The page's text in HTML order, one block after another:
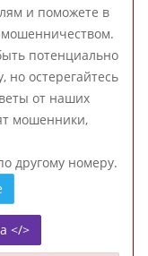
и поможете в
потенциально
но остерегайтесь
от наших
мошенники,
другому номеру.
</>